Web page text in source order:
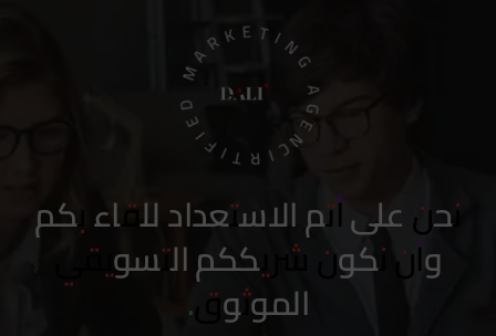
CIRTIFIED MARKETING AGENCY
نحن على أتم الاستعداد للقاء بكم
وأن نكون شريككم التسويقي
الموثوق.